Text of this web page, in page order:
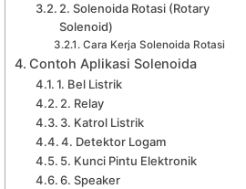
2. Solenoida Rotasi (Rotary
Solenoid)
Cara Kerja Solenoida Rotasi
Contoh Aplikasi Solenoida
1. Bel Listrik
2. Relay
3. Katrol Listrik
4. Detektor Logam
5. Kunci Pintu Elektronik
6. Speaker